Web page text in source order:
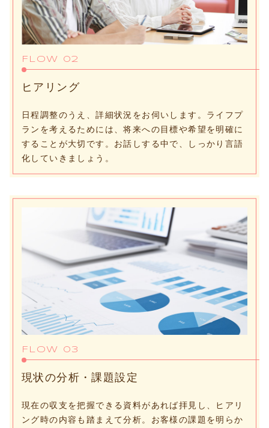
FLOW 02
ヒアリング
日程調整のうえ、詳細状況をお伺いします。ライフプ
ランを考えるためには、将来への目標や希望を明確に
することが大切です。お話しする中で、しっかり言語
化していきましょう。
FLOW 03
現状の分析・課題設定
現在の収支を把握できる資料があれば拝見し、ヒアリ
ング時の内容も踏まえて分析。お客様の課題を明らか